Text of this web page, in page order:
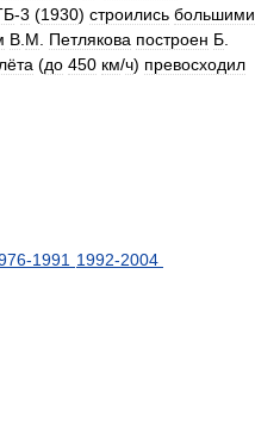
-3 (1930) строились большими
В М Петлякова построен Б
(до 450 км/ч) превосходил
-1991 1992-2004